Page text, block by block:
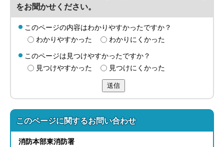
をお聞かせください。
このページの内容はわかりやすかったですか？
わかりやすかった
わかりにくかった
このページは見つけやすかったですか？
見つけやすかった
見つけにくかった
送信
このページに関するお問い合わせ
消防本部東消防署